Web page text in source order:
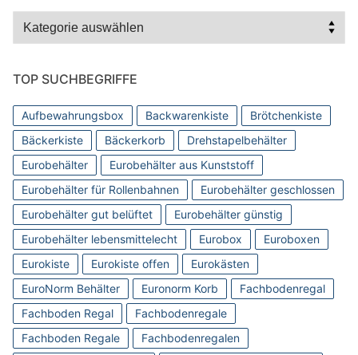
Kategorien
TOP SUCHBEGRIFFE
Aufbewahrungsbox Backwarenkiste
Brötchenkiste
Bäckerkiste
Bäckerkorb
Drehstapelbehälter
Eurobehälter
Eurobehälter aus Kunststoff
Eurobehälter für Rollenbahnen
Eurobehälter geschlossen
Eurobehälter gut belüftet
Eurobehälter günstig
Eurobehälter lebensmittelecht
Eurobox
Euroboxen
Eurokiste
Eurokiste offen
Eurokästen
EuroNorm Behälter
Euronorm Korb
Fachbodenregal
Fachboden Regal
Fachbodenregale
Fachboden Regale
Fachbodenregalen